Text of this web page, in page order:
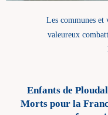
Les communes et
valeureux
Enfants de
Morts pour la